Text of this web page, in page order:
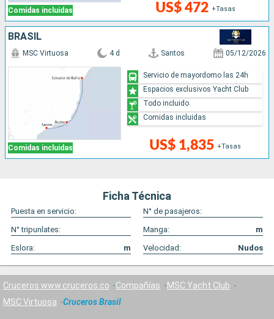
Comidas incluidas US$ 472 +Tasas
BRASIL
Comidas incluidas
MSC Virtuosa 4 d Santos 05/12/2026
US$ 1,835 +Tasas
Servicio de mayordomo las 24h
Espacios exclusivos Yacht Club
Todo incluido
Comidas incluidas
Ficha Técnica
Puesta en servicio:
N° de pasajeros:
N° tripunlates:
Manga:
m
Eslora:
m Velocidad: Nudos
Cruceros www.cruceros.co Compañías
MSC Yacht Club
MSC Virtuosa
Cruceros Brasil